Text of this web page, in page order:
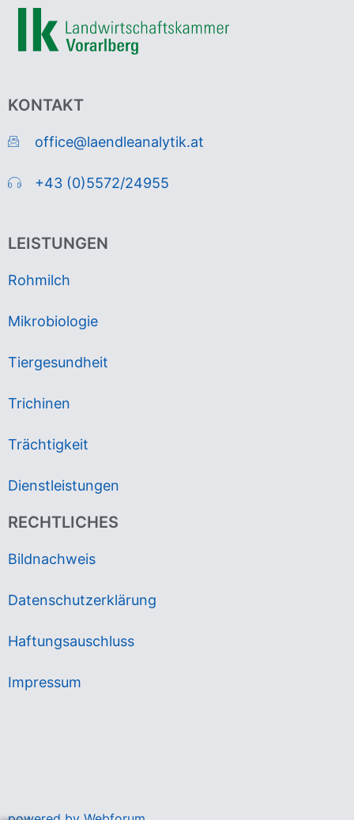
KONTAKT
office@laendleanalytik.at
+43 (0)5572/24955
LEISTUNGEN
Rohmilch
Mikrobiologie
Tiergesundheit
Trichinen
Trächtigkeit
Dienstleistungen
RECHTLICHES
Bildnachweis
Datenschutzerklärung
Haftungsauschluss
Impressum